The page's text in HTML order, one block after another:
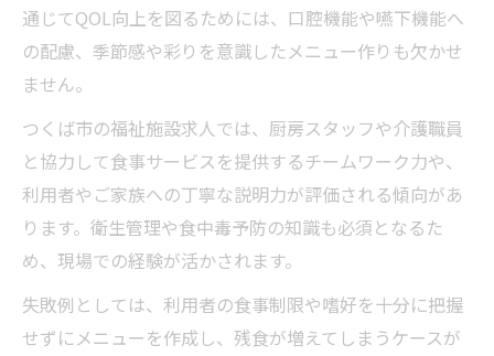
通じてQOL向上を図るためには、口腔機能や嚥下機能へ
の配慮、季節感や彩りを意識したメニュー作りも欠かせ
ません。
つくば市の福祉施設求人では、厨房スタッフや介護職員
と協力して食事サービスを提供するチームワーク力や、
利用者やご家族への丁寧な説明力が評価される傾向があ
ります。衛生管理や食中毒予防の知識も必須となるた
め、現場での経験が活かされます。
失敗例としては、利用者の食事制限や嗜好を十分に把握
せずにメニューを作成し、残食が増えてしまうケースが